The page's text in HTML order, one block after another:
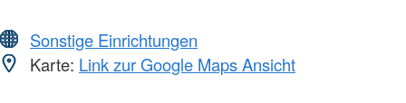
Sonstige Einrichtungen
Karte: Link zur Google Maps Ansicht